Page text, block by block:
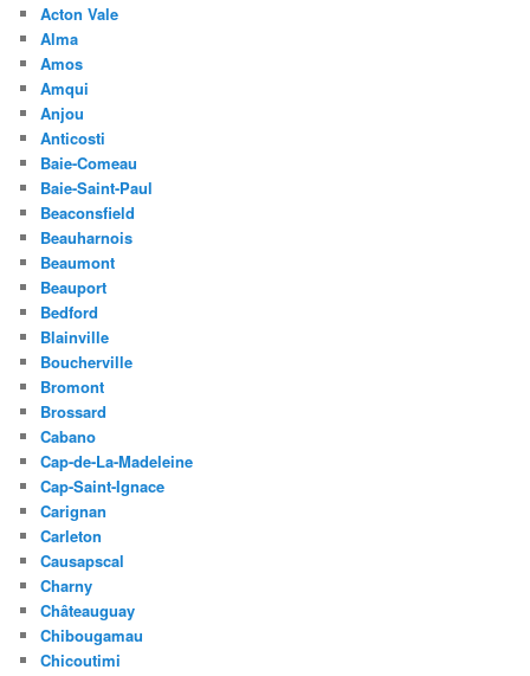
Acton Vale
Alma
Amos
Amqui
Anjou
Anticosti
Baie-Comeau
Baie-Saint-Paul
Beaconsfield
Beauharnois
Beaumont
Beauport
Bedford
Blainville
Boucherville
Bromont
Brossard
Cabano
Cap-de-La-Madeleine
Cap-Saint-Ignace
Carignan
Carleton
Causapscal
Charny
Châteauguay
Chibougamau
Chicoutimi